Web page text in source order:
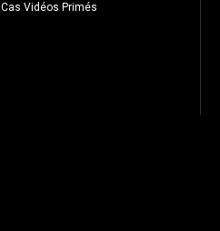
Cas Vidéos Primés